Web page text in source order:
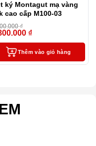
ký Montagut mạ vàng
cao cấp M100-03
₫
₫
Thêm vào giỏ hàng